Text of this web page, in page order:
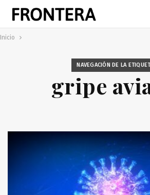
Inicio
NAVEGACIÓN DE LA
gripe